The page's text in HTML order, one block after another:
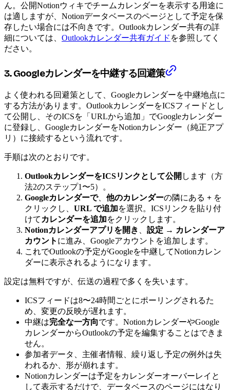
ん。公開Notionウィキでチームカレンダーを表示する用途に
は適しますが、Notionデータベースのページとして予定を保
存したい場合には不向きです。Outlookカレンダー共有の詳
細については、 Outlookカレンダー共有ガイド を参照してく
ださい。
3. Googleカレンダーを中継する回避策
よく使われる回避策として、Googleカレンダーを中継地点に
する方法があります。OutlookカレンダーをICSフィードとし
て公開し、そのICSを「URLから追加」でGoogleカレンダー
に登録し、GoogleカレンダーをNotionカレンダー（純正アプ
リ）に接続するという流れです。
手順は次のとおりです。
OutlookカレンダーをICSリンクとして公開 します（方
法2のステップ1〜5）。
Googleカレンダーで、 他のカレンダーの隣にある + を
クリックし、 URL で追加を選択。ICSリンクを貼り付
けて カレンダーを追加をクリックします。
Notionカレンダーアプリを開き
設定 → カレンダーア
カウント に進み、Googleアカウントを追加します。
これでOutlookの予定がGoogleを中継してNotionカレン
ダーに表示されるようになります。
設定は無料ですが、伝送の過程で多くを失います。
ICSフィードは8〜24時間ごとにポーリングされるた
め、変更の反映が遅れます。
中継は完全な一方向です。NotionカレンダーやGoogle
カレンダーからOutlookの予定を編集することはできま
せん。
参加者データ、主催者情報、繰り返し予定の例外は失
われるか、形が崩れます。
Notionカレンダーは予定をカレンダーオーバーレイと
して表示するだけで、データベースのページにはなり